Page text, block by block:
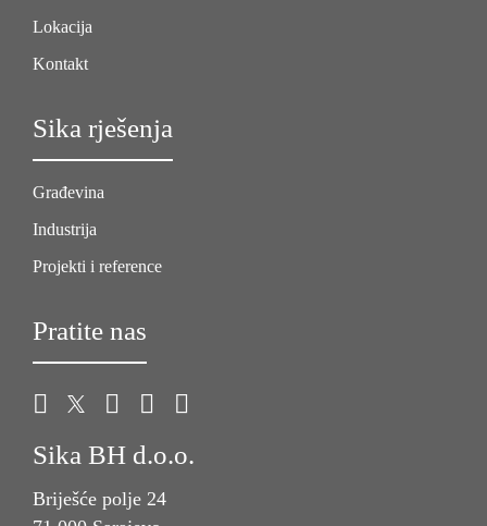
Lokacija
Kontakt
Sika rješenja
Građevina
Industrija
Projekti i reference
Pratite nas
Sika BH d.o.o.
Briješće polje 24